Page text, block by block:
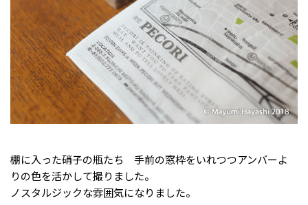
棚に入った硝子の瓶たち 手前の窓枠をいれつつアンバーよ
りの色を活かして撮りました。
ノスタルジックな雰囲気になりました。